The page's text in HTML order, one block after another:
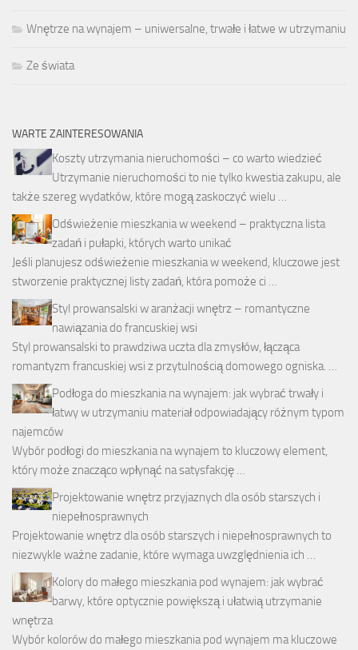
Wnętrze na wynajem – uniwersalne, trwałe i łatwe w utrzymaniu
Ze świata
WARTE ZAINTERESOWANIA
Koszty utrzymania nieruchomości – co warto wiedzieć
Utrzymanie nieruchomości to nie tylko kwestia zakupu, ale
także szereg wydatków, które mogą zaskoczyć wielu …
Odświeżenie mieszkania w weekend – praktyczna lista
zadań i pułapki, których warto unikać
Jeśli planujesz odświeżenie mieszkania w weekend, kluczowe jest
stworzenie praktycznej listy zadań, która pomoże ci …
Styl prowansalski w aranżacji wnętrz – romantyczne
nawiązania do francuskiej wsi
Styl prowansalski to prawdziwa uczta dla zmysłów, łącząca
romantyzm francuskiej wsi z przytulnością domowego ogniska. …
Podłoga do mieszkania na wynajem: jak wybrać trwały i
łatwy w utrzymaniu materiał odpowiadający różnym typom
najemców
Wybór podłogi do mieszkania na wynajem to kluczowy element,
który może znacząco wpłynąć na satysfakcję …
Projektowanie wnętrz przyjaznych dla osób starszych i
niepełnosprawnych
Projektowanie wnętrz dla osób starszych i niepełnosprawnych to
niezwykle ważne zadanie, które wymaga uwzględnienia ich …
Kolory do małego mieszkania pod wynajem: jak wybrać
barwy, które optycznie powiększą i ułatwią utrzymanie
wnętrza
Wybór kolorów do małego mieszkania pod wynajem ma kluczowe